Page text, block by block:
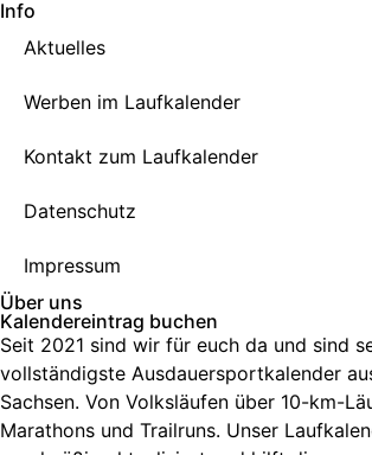
Info
Aktuelles
Werben im Laufkalender
Kontakt zum Laufkalender
Datenschutz
Impressum
Über uns
Kalendereintrag buchen
Seit 2021 sind wir für euch da und sind
vollständigste Ausdauersportkalender
Sachsen. Von Volksläufen über 10-km-
Marathons und Trailruns. Unser